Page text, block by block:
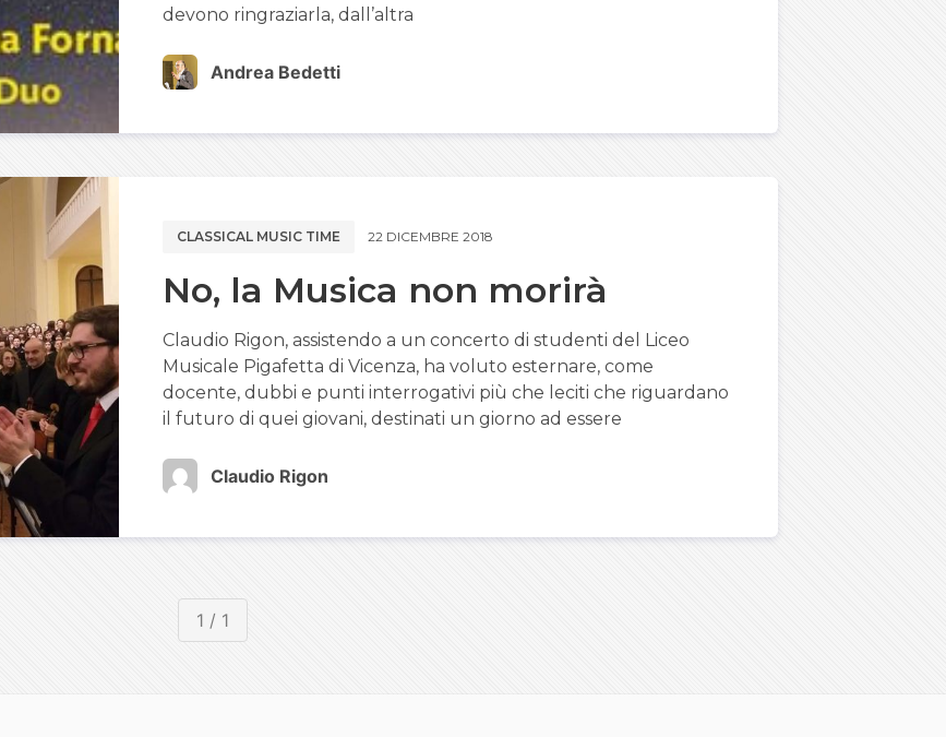
devono ringraziarla, dall’altra
Andrea Bedetti
CLASSICAL MUSIC TIME 22 DICEMBRE 2018
No, la Musica non morirà
Claudio Rigon, assistendo a un concerto di studenti del Liceo
Musicale Pigafetta di Vicenza, ha voluto esternare, come
docente, dubbi e punti interrogativi più che leciti che riguardano
il futuro di quei giovani, destinati un giorno ad essere
Claudio Rigon
1 / 1